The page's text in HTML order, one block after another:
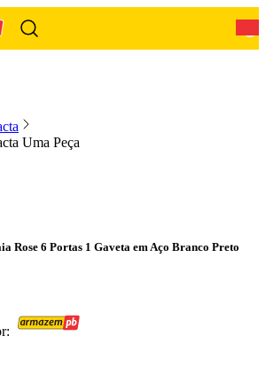
Uma Peça
Rose 6 Portas 1 Gaveta em Aço Branco Preto